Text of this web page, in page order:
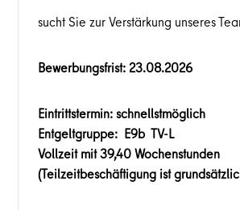
sucht Sie zur Verstärkung unseres
Bewerbungsfrist: 23.08.2026
Eintrittstermin: schnellstmöglich
Entgeltgruppe: E9b TV-L
Vollzeit mit 39,40 Wochenstunden
(Teilzeitbeschäftigung ist